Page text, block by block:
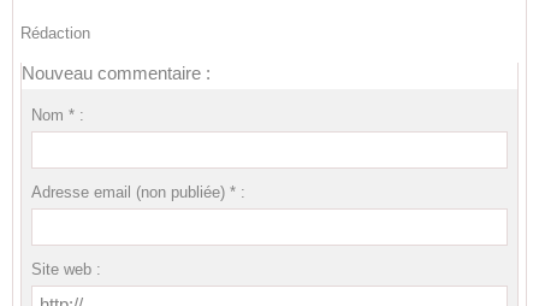
Rédaction
Nouveau commentaire :
Nom * :
Adresse email (non publiée) * :
Site web :